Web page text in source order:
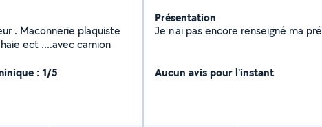
. Maconnerie plaquiste
ect ....avec camion
: 1/5
Présentation
Je n'ai
Aucun avis pour l'instant